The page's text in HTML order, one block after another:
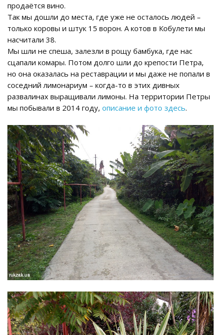
продаётся вино.
Так мы дошли до места, где уже не осталось людей –
только коровы и штук 15 ворон. А котов в Кобулети мы
насчитали 38.
Мы шли не спеша, залезли в рощу бамбука, где нас
сцапали комары. Потом долго шли до крепости Петра,
но она оказалась на реставрации и мы даже не попали в
соседний лимонариум – когда-то в этих дивных
развалинах выращивали лимоны. На территории Петры
мы побывали в 2014 году, описание и фото здесь.